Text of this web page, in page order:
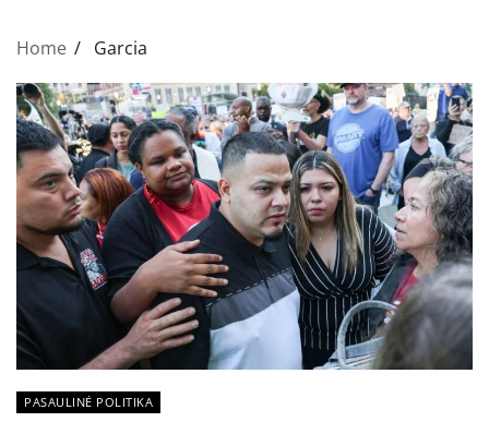
Home Garcia
PASAULINĖ POLITIKA